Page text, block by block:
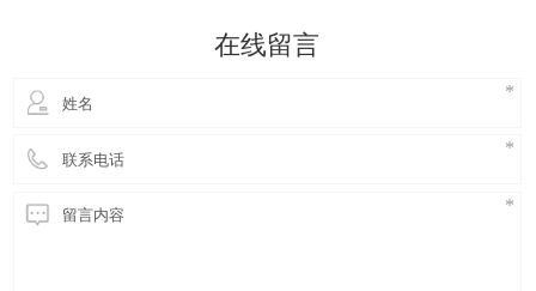
生相线与相线或相线在线留言